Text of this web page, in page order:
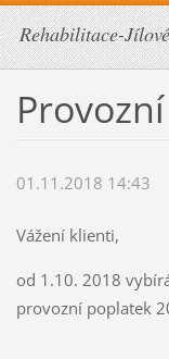
Rehabilitace-
01.11.2018 14:43
Vážení klienti,
od 1.10. 2018
provozní poplatek